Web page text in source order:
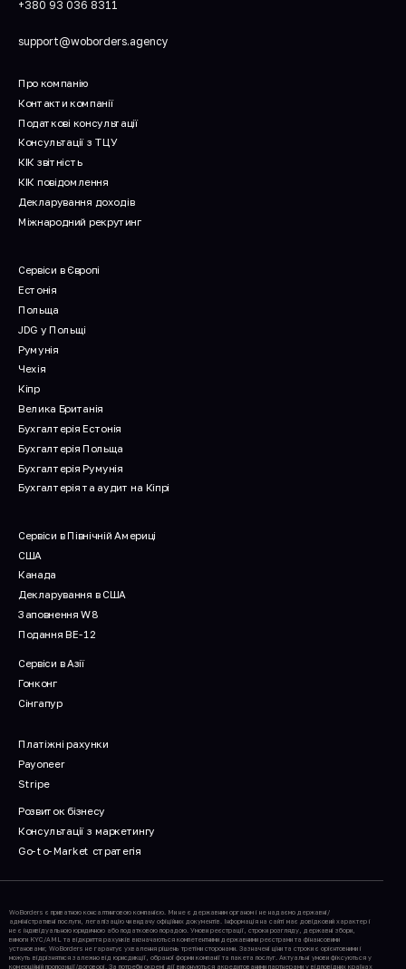
+380 93 036 8311
support@woborders.agency
Про компанію
Контакти компанії
Податкові консультації
Консультації з ТЦУ
КІК звітність
КІК повідомлення
Декларування доходів
Міжнародний рекрутинг
Сервіси в Європі
Естонія
Польща
JDG у Польщі
Румунія
Чехія
Кіпр
Велика Британія
Бухгалтерія Естонія
Бухгалтерія Польща
Бухгалтерія Румунія
Бухгалтерія та аудит на Кіпрі
Сервіси в Північній Америці
США
Канада
Декларування в США
Заповнення W8
Подання BE-12
Сервіси в Азії
Гонконг
Сінгапур
Платіжні рахунки
Payoneer
Stripe
Розвиток бізнесу
Консультації з маркетингу
Go-to-Market стратегія
WoBorders є приватною консалтинговою компанією. Ми не є державним органом і не надаємо державні/
адміністративні послуги, легалізацію чи видачу офіційних документів. Інформація на сайті має довідковий характер і
не є індивідуальною юридичною або податковою порадою. Умови реєстрації, строки розгляду, державні збори,
вимоги KYC/AML та відкриття рахунків визначаються компетентними державними реєстрами та фінансовими
установами; WoBorders не гарантує ухвалення рішень третіми сторонами. Зазначені ціни та строки є орієнтовними і
можуть відрізнятися залежно від юрисдикції, обраної форми компанії та пакета послуг. Актуальні умови фіксуються у
комерційній пропозиції/договорі. За потреби окремі дії виконуються акредитованими партнерами у відповідних країнах